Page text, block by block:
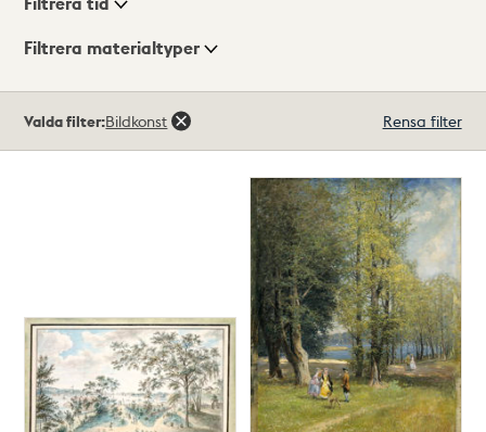
Visningsläge
Filtrera materialtyper
341träffar
Valda filter:Bildkonst Rensa filter